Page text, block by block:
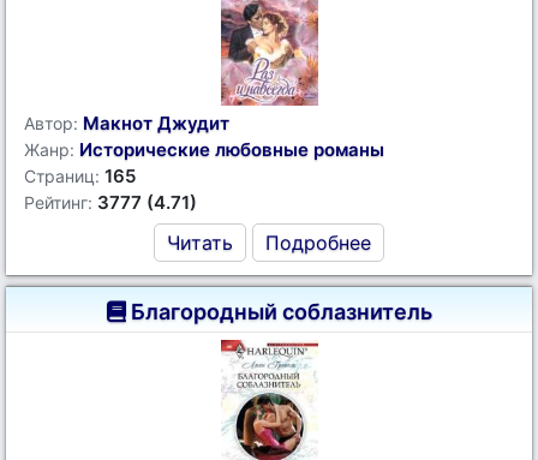
Автор: Макнот Джудит
Жанр: Исторические любовные романы
Страниц: 165
Рейтинг: 3777 (4.71)
Читать Подробнее
Благородный соблазнитель